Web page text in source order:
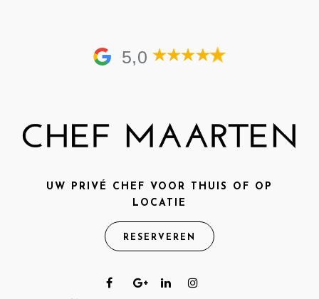
5,0
UW PRIVÉ CHEF VOOR THUIS OF OP
LOCATIE
RESERVEREN